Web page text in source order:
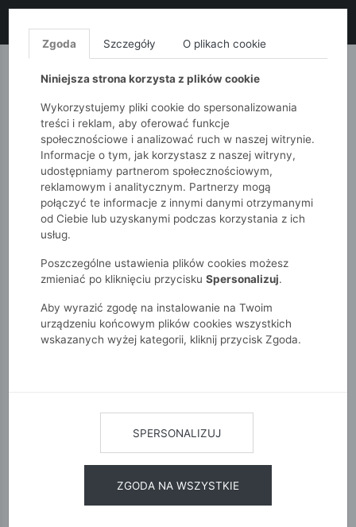
MONNARI QUIOSQUE
51015kids
Dzieci
Gumki do włosów z brokatową gwiazdką – czerwony zestaw
Zgoda Szczegóły O plikach cookie
Niniejsza strona korzysta z plików cookie
Wykorzystujemy pliki cookie do spersonalizowania
treści i reklam, aby oferować funkcje
społecznościowe i analizować ruch w naszej witrynie.
Informacje o tym, jak korzystasz z naszej witryny,
udostępniamy partnerom społecznościowym,
reklamowym i analitycznym. Partnerzy mogą
połączyć te informacje z innymi danymi otrzymanymi
od Ciebie lub uzyskanymi podczas korzystania z ich
usług.
Poszczególne ustawienia plików cookies możesz
zmieniać po kliknięciu przycisku Spersonalizuj.
Aby wyrazić zgodę na instalowanie na Twoim
urządzeniu końcowym plików cookies wszystkich
wskazanych wyżej kategorii, kliknij przycisk Zgoda.
SPERSONALIZUJ
ZGODA NA WSZYSTKIE